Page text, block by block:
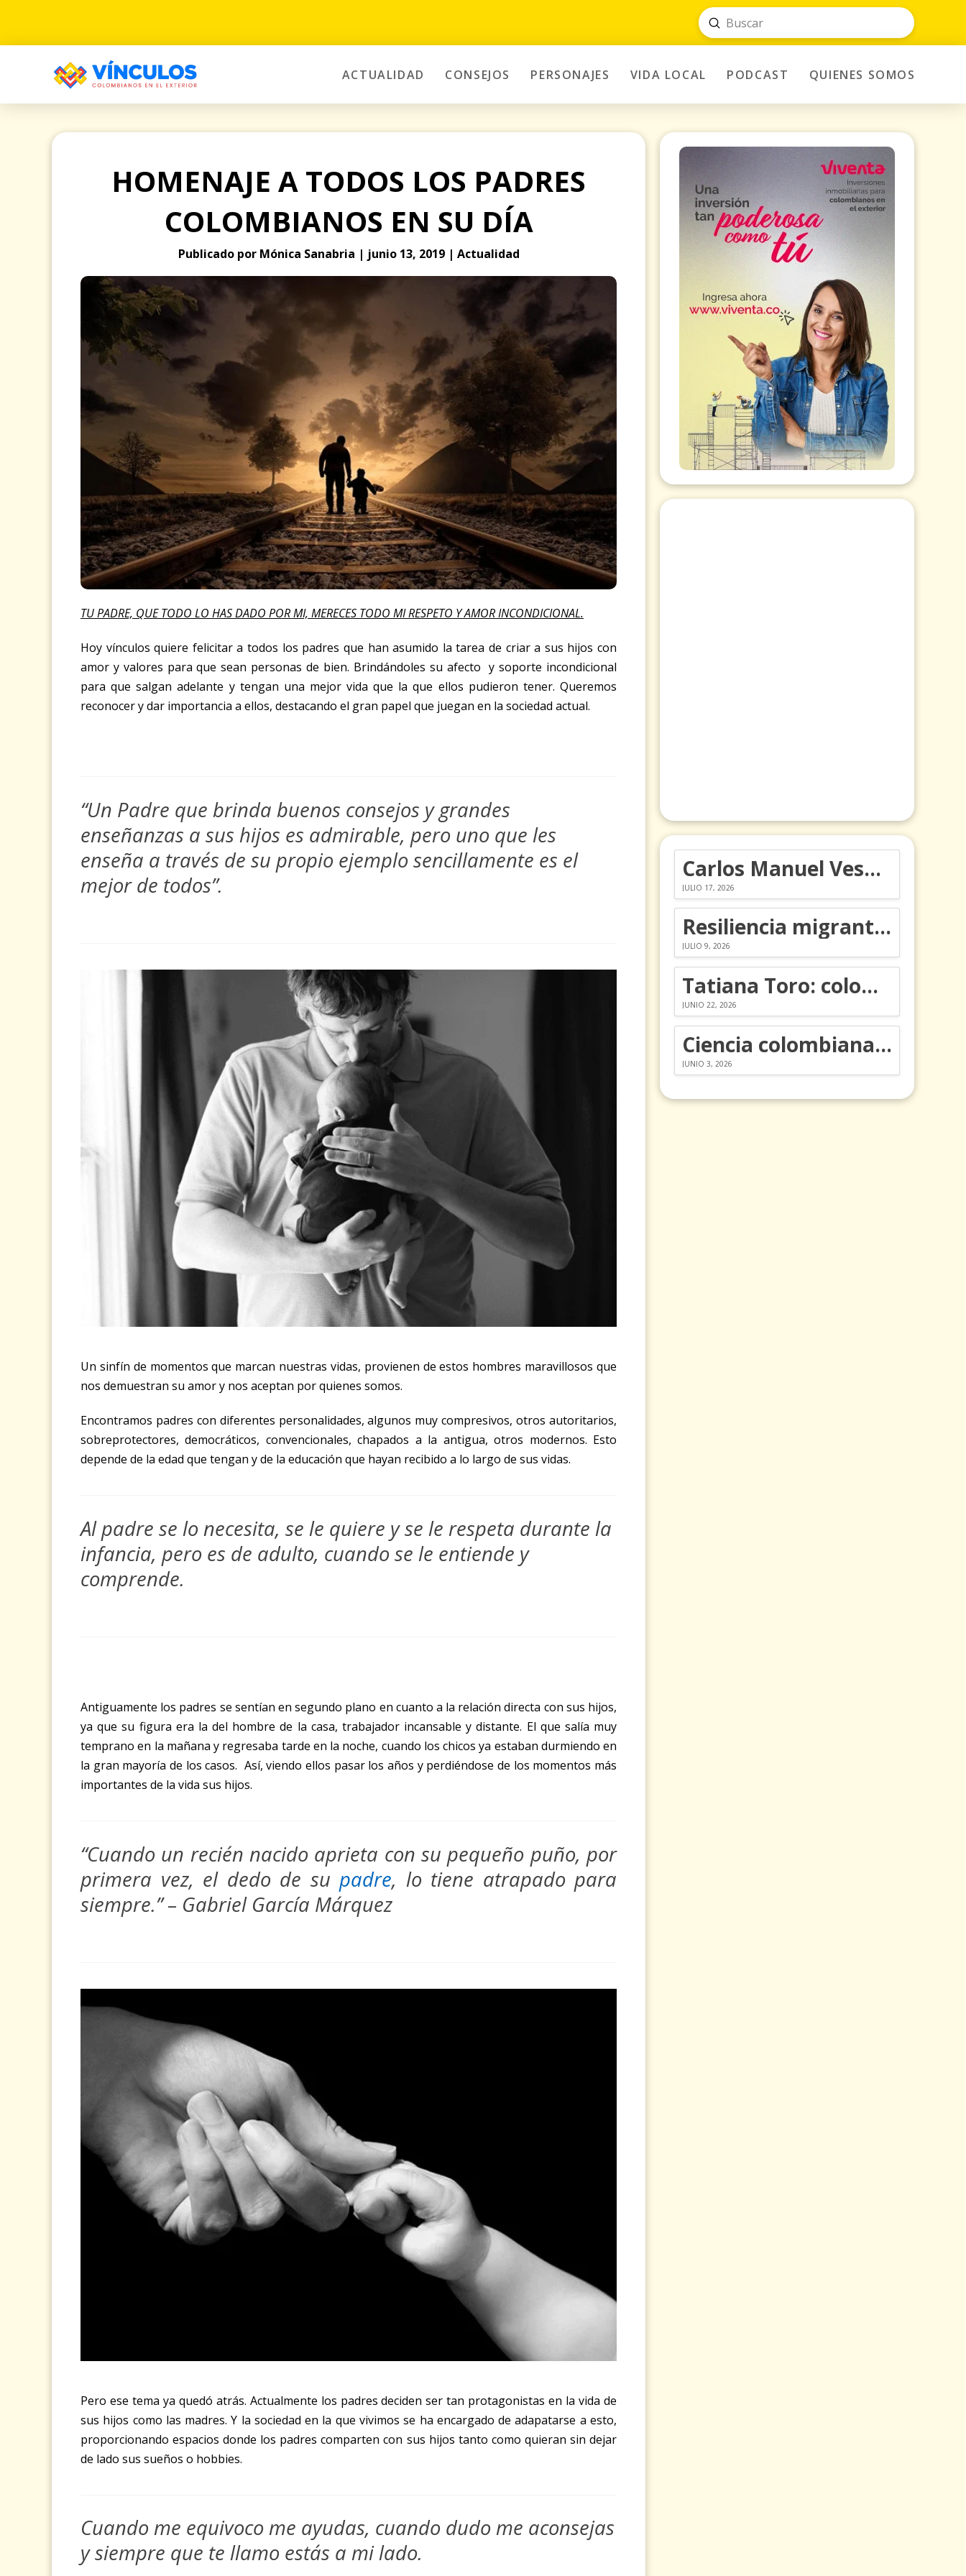
Search
Submit
ACTUALIDAD CONSEJOS PERSONAJES VIDA LOCAL PODCAST QUIENES SOMOS
HOMENAJE A TODOS LOS PADRES
COLOMBIANOS EN SU DÍA
Publicado por Mónica Sanabria | junio 13, 2019 | Actualidad
TU PADRE, QUE TODO LO HAS DADO POR MI, MERECES TODO MI RESPETO Y AMOR INCONDICIONAL.
Hoy vínculos quiere felicitar a todos los padres que han asumido la tarea de criar a sus hijos con
amor y valores para que sean personas de bien. Brindándoles su afecto y soporte incondicional
para que salgan adelante y tengan una mejor vida que la que ellos pudieron tener. Queremos
reconocer y dar importancia a ellos, destacando el gran papel que juegan en la sociedad actual.
“Un Padre que brinda buenos consejos y grandes
enseñanzas a sus hijos es admirable, pero uno que les
enseña a través de su propio ejemplo sencillamente es el
mejor de todos”.
Un sinfín de momentos que marcan nuestras vidas, provienen de estos hombres maravillosos que
nos demuestran su amor y nos aceptan por quienes somos.
Encontramos padres con diferentes personalidades, algunos muy compresivos, otros autoritarios,
sobreprotectores, democráticos, convencionales, chapados a la antigua, otros modernos. Esto
depende de la edad que tengan y de la educación que hayan recibido a lo largo de sus vidas.
Al padre se lo necesita, se le quiere y se le respeta durante la
infancia, pero es de adulto, cuando se le entiende y
comprende.
Antiguamente los padres se sentían en segundo plano en cuanto a la relación directa con sus hijos,
ya que su figura era la del hombre de la casa, trabajador incansable y distante. El que salía muy
temprano en la mañana y regresaba tarde en la noche, cuando los chicos ya estaban durmiendo en
la gran mayoría de los casos. Así, viendo ellos pasar los años y perdiéndose de los momentos más
importantes de la vida sus hijos.
“Cuando un recién nacido aprieta con su pequeño puño, por
primera vez, el dedo de su padre, lo tiene atrapado para
siempre.” – Gabriel García Márquez
Pero ese tema ya quedó atrás. Actualmente los padres deciden ser tan protagonistas en la vida de
sus hijos como las madres. Y la sociedad en la que vivimos se ha encargado de adapatarse a esto,
proporcionando espacios donde los padres comparten con sus hijos tanto como quieran sin dejar
de lado sus sueños o hobbies.
Cuando me equivoco me ayudas, cuando dudo me aconsejas
y siempre que te llamo estás a mi lado.
Carlos Manuel Vesga lleva el nombre de Colombia a los Emmy
JULIO 17, 2026
Resiliencia migrante: 5 emociones y cómo gestionarlas
JULIO 9, 2026
Tatiana Toro: colombiana que cambió la historia de las matemáticas
JUNIO 22, 2026
Ciencia colombiana en la revolución de los órganos en chips
JUNIO 3, 2026